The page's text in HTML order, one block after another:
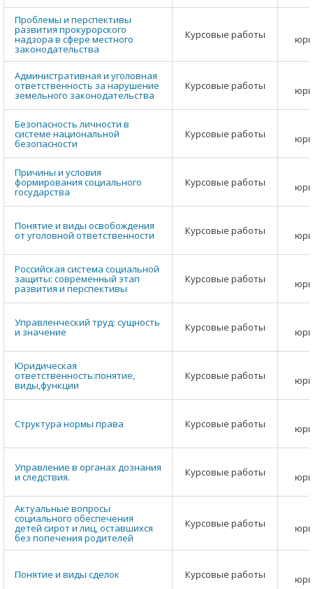
Проблемы и перспективы
развития прокурорского
надзора в сфере местного
законодательства
Курсовые работы
Административная и уголовная
ответственность за нарушение
земельного законодательства
Курсовые работы
Безопасность личности в
системе национальной
безопасности
Курсовые работы
Причины и условия
формирования социального
государства
Курсовые работы
Понятие и виды освобождения
от уголовной ответственности Курсовые работы
Российская система социальной
защиты: современный этап
развития и перспективы
Курсовые работы
Управленческий труд: сущность
и значение Курсовые работы
Юридическая
ответственность:понятие,
виды,функции
Курсовые работы
Структура нормы права Курсовые работы
Управление в органах дознания
и следствия. Курсовые работы
Актуальные вопросы
социального обеспечения
детей сирот и лиц, оставшихся
без попечения родителей
Курсовые работы
Понятие и виды сделок Курсовые работы